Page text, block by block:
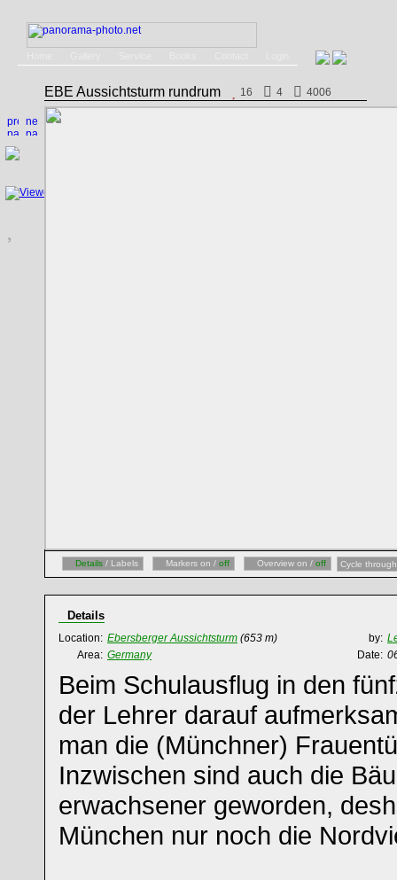
EBE Aussichtsturm rundrum 16 4 4006
Details / Labels Markers on / off Overview on / off Cycle
Details
Location: Ebersberger Aussichtsturm (653 m) by:
Area: Germany Date:
Beim Schulausflug in den
der Lehrer darauf
man die (Münchner)
Inzwischen sind auch die
erwachsener geworden,
München nur noch die